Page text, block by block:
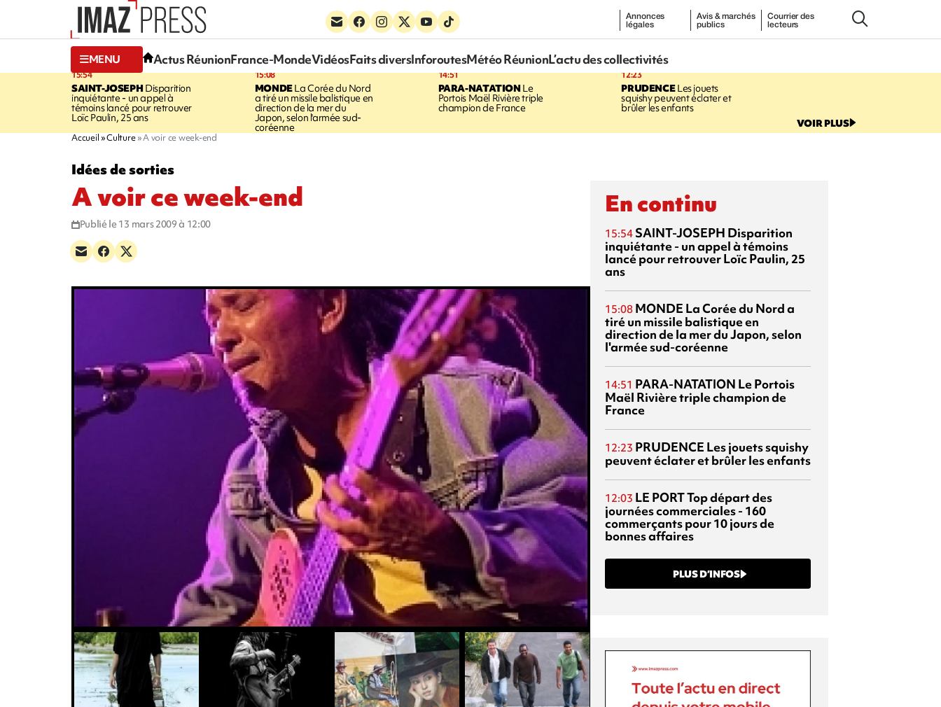
Annonces
légales
Avis & marchés
publics
Courrier des
lecteurs
MENU Actus RéunionFrance-MondeVidéosFaits diversInforoutesMétéo RéunionL’actu des collectivités
15:54
SAINT-JOSEPHDisparition
inquiétante - un appel à
témoins lancé pour retrouver
Loïc Paulin, 25 ans
15:08
MONDELa Corée du Nord
a tiré un missile balistique en
direction de la mer du
Japon, selon l'armée sud-
coréenne
14:51
PARA-NATATIONLe
Portois Maël Rivière triple
champion de France
12:23
PRUDENCELes jouets
squishy peuvent éclater et
brûler les enfants
VOIR PLUS
Accueil Culture A voir ce week-end
Idées de sorties
A voir ce week-end
Publié le 13 mars 2009 à 12:00
En continu
15:54 SAINT-JOSEPH Disparition
inquiétante - un appel à témoins
lancé pour retrouver Loïc Paulin, 25
ans
15:08 MONDE La Corée du Nord a
tiré un missile balistique en
direction de la mer du Japon, selon
l'armée sud-coréenne
14:51 PARA-NATATION Le Portois
Maël Rivière triple champion de
France
12:23 PRUDENCE Les jouets squishy
peuvent éclater et brûler les enfants
12:03 LE PORTTop départ des
journées commerciales - 160
commerçants pour 10 jours de
bonnes affaires
PLUS D’INFOS